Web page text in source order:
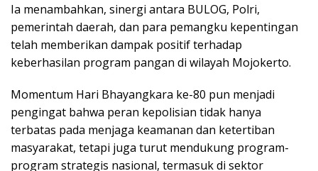
Ia menambahkan, sinergi antara BULOG, Polri,
pemerintah daerah, dan para pemangku kepentingan
telah memberikan dampak positif terhadap
keberhasilan program pangan di wilayah Mojokerto.
Momentum Hari Bhayangkara ke-80 pun menjadi
pengingat bahwa peran kepolisian tidak hanya
terbatas pada menjaga keamanan dan ketertiban
masyarakat, tetapi juga turut mendukung program-
program strategis nasional, termasuk di sektor